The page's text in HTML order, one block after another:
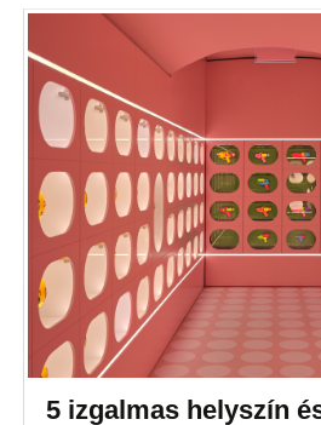
5 izgalmas helyszín